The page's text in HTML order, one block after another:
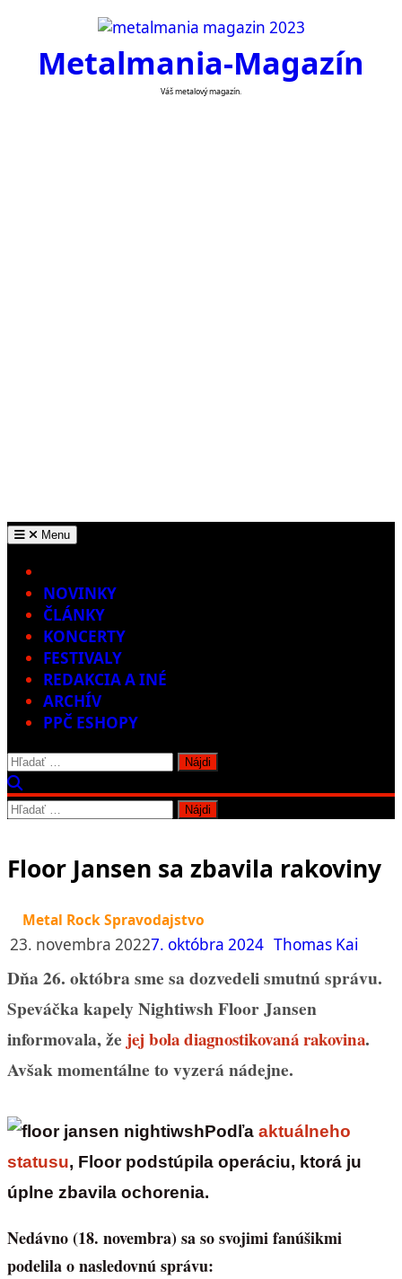
contentMetalmania-Magazín
Váš metalový magazín.
Menu
NOVINKY
ČLÁNKY
KONCERTY
FESTIVALY
REDAKCIA A INÉ
ARCHÍV
PPČ ESHOPY
Hľadať:
Hľadať:
Floor Jansen sa zbavila rakoviny
Metal Rock Spravodajstvo
23. novembra 20227. októbra 2024 Thomas Kai
Dňa 26. októbra sme sa dozvedeli smutnú správu.
Speváčka kapely Nightiwsh Floor Jansen
informovala, že jej bola diagnostikovaná rakovina.
Avšak momentálne to vyzerá nádejne.
Podľa aktuálneho
statusu, Floor podstúpila operáciu, ktorá ju
úplne zbavila ochorenia.
Nedávno (18. novembra) sa so svojimi fanúšikmi
podelila o nasledovnú správu: